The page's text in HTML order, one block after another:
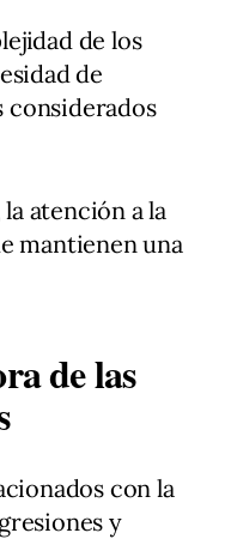
de los
de
considerados
atención a la
mantienen una
de las
con la
y